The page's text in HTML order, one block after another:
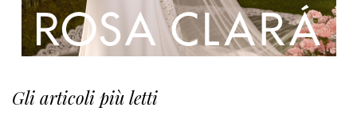
Gli articoli più letti